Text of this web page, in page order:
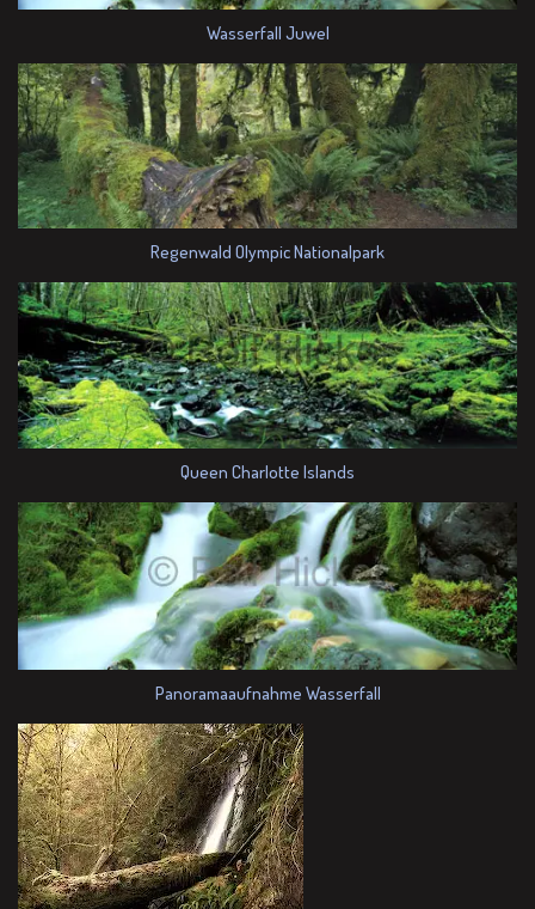
Wasserfall Juwel
Regenwald Olympic Nationalpark
Queen Charlotte Islands
Panoramaaufnahme Wasserfall